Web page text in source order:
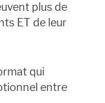
plus de
ET de leur
qui
entre